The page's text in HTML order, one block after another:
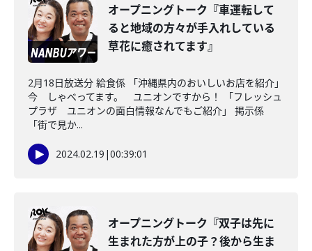
オープニングトーク『車運転して
ると地域の方々が手入れしている
草花に癒されてます』
2月18日放送分 給食係 「沖縄県内のおいしいお店を紹介」
今 しゃべってます。 ユニオンですから！ 「フレッシュ
プラザ ユニオンの面白情報なんでもご紹介」 掲示係
「街で見か...
2024.02.19 |00:39:01
オープニングトーク『双子は先に
生まれた方が上の子？後から生ま